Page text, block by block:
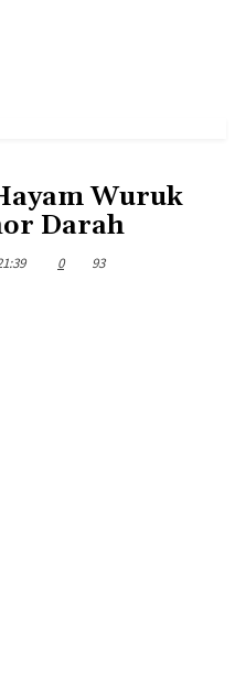
Wuruk
Darah
0 93